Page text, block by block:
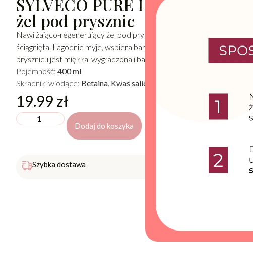
żel pod prysznic
Nawilżająco-regenerujący żel pod prysznic dla skóry suchej i
ściągnięta. Łagodnie myje, wspiera barierę hydrolipidową i pomaga
prysznicu jest miękka, wygładzona i bardziej odporna na dyskomfort.
Pojemność: 400 ml
Składniki wiodące: Betaina, Kwas salicylowy, Łopian, Panthenol
19.99 zł
Dodaj do koszyka
Szybka dostawa
Darmowa